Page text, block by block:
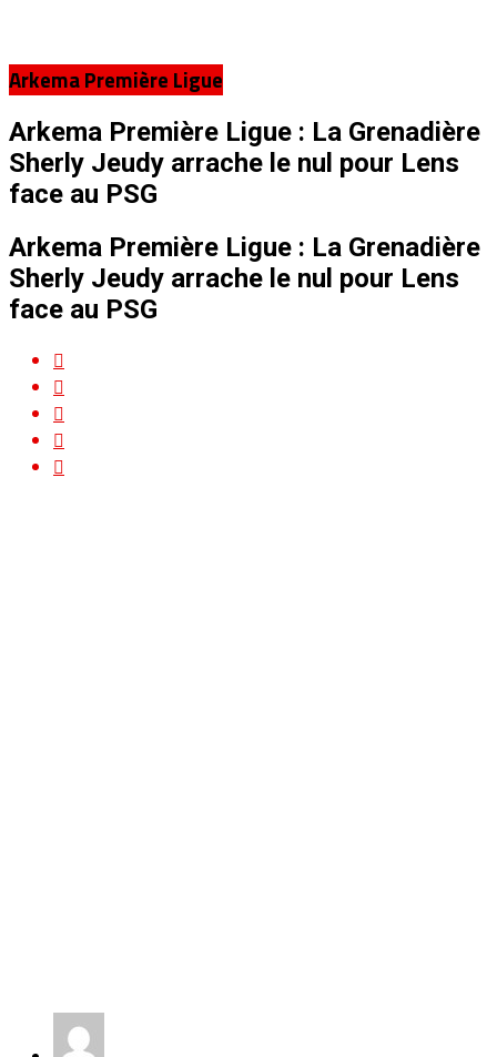
Arkema Première Ligue
Arkema Première Ligue : La Grenadière
Sherly Jeudy arrache le nul pour Lens
face au PSG
Arkema Première Ligue : La Grenadière
Sherly Jeudy arrache le nul pour Lens
face au PSG